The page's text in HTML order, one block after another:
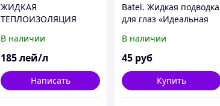
ЖИДКАЯ
ТЕПЛОИЗОЛЯЦИЯ
В наличии
185лей/л
Написать
Batel. Жидкая подводка
для глаз «Идеальная
В наличии
45 руб
Купить